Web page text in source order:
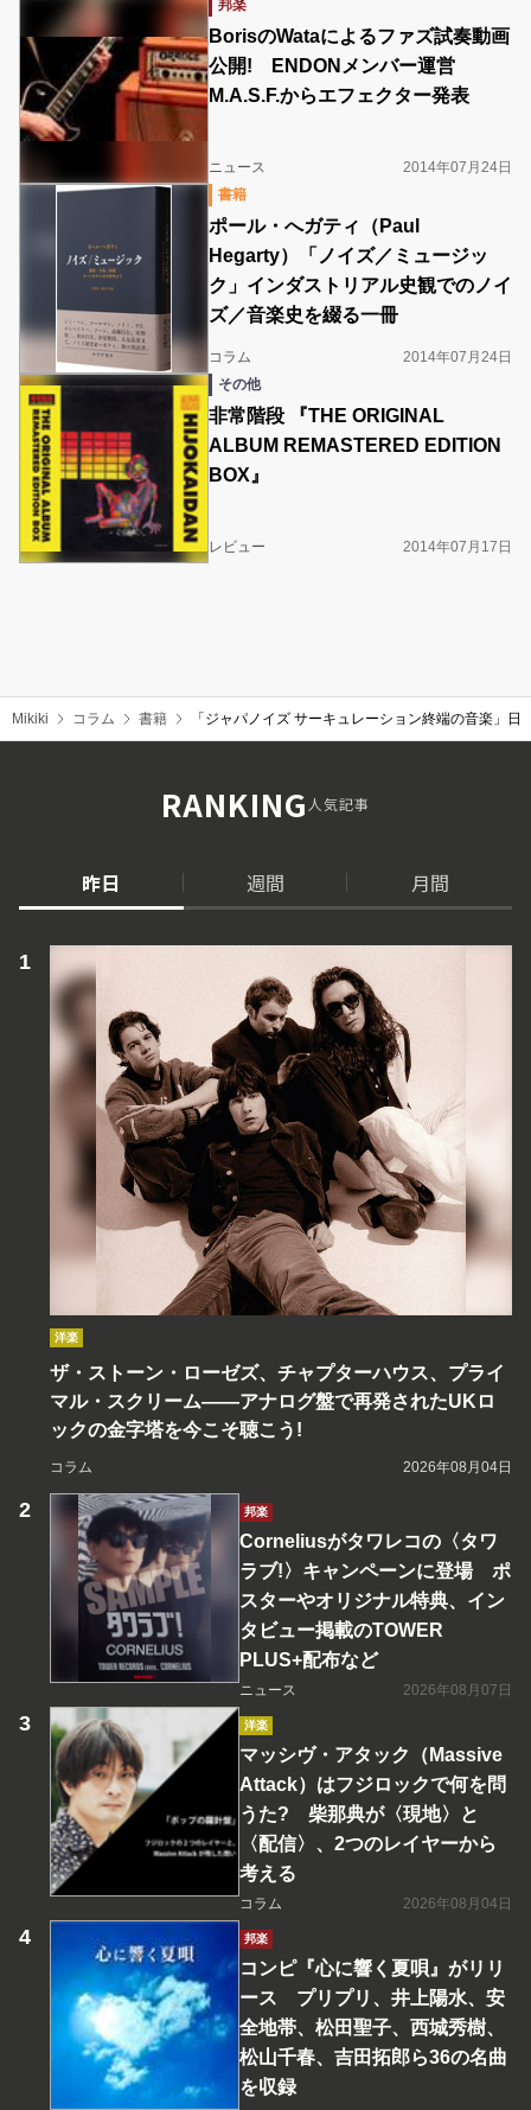
邦楽
BorisのWataによるファズ試奏動画
公開! ENDONメンバー運営
M.A.S.F.からエフェクター発表
ニュース
2014年07月24日
書籍
ポール・へガティ（Paul
Hegarty）「ノイズ／ミュージッ
ク」インダストリアル史観でのノイ
ズ／音楽史を綴る一冊
コラム
2014年07月24日
その他
非常階段 『THE ORIGINAL
ALBUM REMASTERED EDITION
BOX』
レビュー 2014年07月17日
Mikiki コラム 書籍 「ジャパノイズ サーキュレーション終端の音楽」
RANKING人気記事
昨日 週間 月間
洋楽
ザ・ストーン・ローゼズ、チャプターハウス、プライ
マル・スクリーム――アナログ盤で再発されたUKロ
ックの金字塔を今こそ聴こう!
コラム 2026年08月04日
邦楽
Corneliusがタワレコの〈タワ
ラブ!〉キャンペーンに登場 ポ
スターやオリジナル特典、イン
タビュー掲載のTOWER
PLUS+配布など
ニュース 2026年08月07日
洋楽
マッシヴ・アタック（Massive
Attack）はフジロックで何を問
うた? 柴那典が〈現地〉と
〈配信〉、2つのレイヤーから
考える
コラム 2026年08月04日
邦楽
コンピ『心に響く夏唄』がリリ
ース プリプリ、井上陽水、安
全地帯、松田聖子、西城秀樹、
松山千春、吉田拓郎ら36の名曲
を収録